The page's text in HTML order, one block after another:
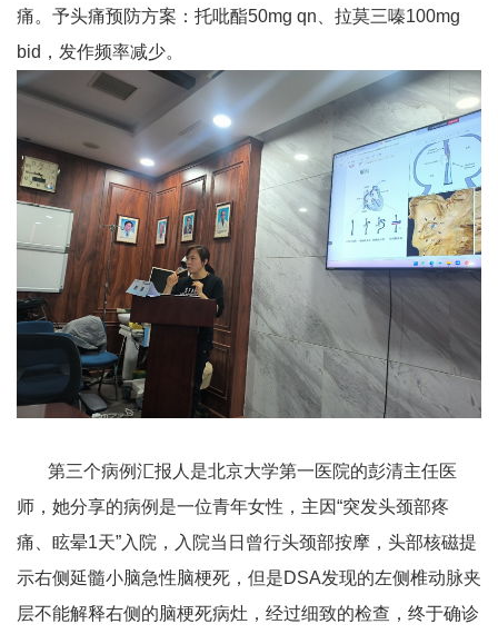
痛。予头痛预防方案：托吡酯50mg qn 、拉莫三嗪100mg
bid ，发作频率减少。
第三个病例汇报人是北京大学第一医院的彭清主任医
师，她分享的病例是一位青年女性，主因“突发头颈部疼
痛、眩晕1天”入院，入院当日曾行头颈部按摩，头部核磁提
示右侧延髓小脑急性脑梗死，但是DSA发现的左侧椎动脉夹
层不能解释右侧的脑梗死病灶，经过细致的检查，终于确诊